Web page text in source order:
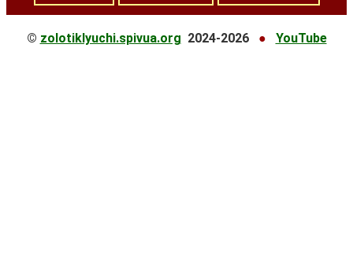
© zolotiklyuchi.spivua.org 2024-2026 ● YouTube